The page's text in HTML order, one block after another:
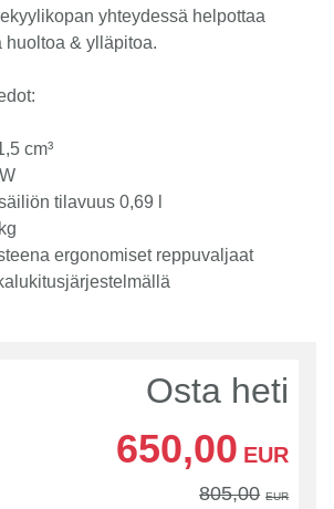
yhteydessä helpottaa
huoltoa & ylläpitoa.
cm³
tilavuus 0,69 l
ergonomiset reppuvaljaat
Osta heti
650,00 EUR
805,00 EUR